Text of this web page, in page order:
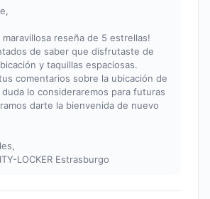
maravillosa reseña de 5 estrellas!
de saber que disfrutaste de
y taquillas espaciosas.
comentarios sobre la ubicación de
lo consideraremos para futuras
darte la bienvenida de nuevo
LOCKER Estrasburgo